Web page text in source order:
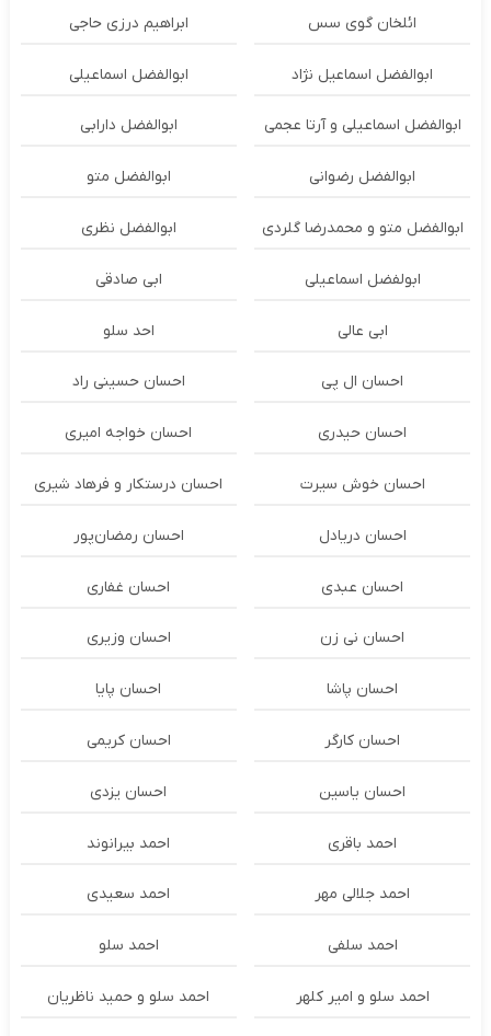
ائلخان گوی سس ابراهیم درزی حاجی
ابوالفضل اسماعیل نژاد ابوالفضل اسماعیلی
ابوالفضل اسماعیلی و آرتا عجمی ابوالفضل دارابی
ابوالفضل رضوانی ابوالفضل متو
ابوالفضل متو و محمدرضا گلردی ابوالفضل نظری
ابولفضل اسماعیلی ابی صادقی
ابی عالی احد سلو
احسان ال پی احسان حسینی راد
احسان حیدری احسان خواجه امیری
احسان خوش سیرت احسان درستكار و فرهاد شيرى
احسان دریادل احسان رمضان‌پور
احسان عبدی احسان غفاری
احسان نی زن احسان وزیری
احسان پاشا احسان پایا
احسان کارگر احسان کریمی
احسان یاسین احسان یزدی
احمد باقری احمد بیرانوند
احمد جلالی مهر احمد سعیدی
احمد سلفی احمد سلو
احمد سلو و امیر کلهر احمد سلو و حمید ناظریان